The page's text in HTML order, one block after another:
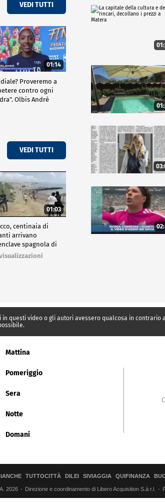
VEDI TUTTI
01:14
Proveremo a
contro ogni
Olbis Andrè
VEDI TUTTI
01:03
centinaia di
arrivano
spagnola di
questi video o gli autori avessero qualcosa in
Mattina
Pomeriggio
Sera
Notte
Domani
TUTTOCITTÀ DILEI SIVIAGGIA QUIFINANZA
2026 Direzione e coordinamento di Libero Acquisition S.á r.l.